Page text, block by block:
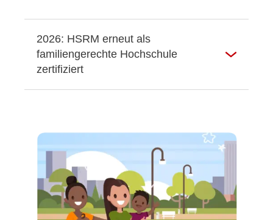
2026: HSRM erneut als
familiengerechte Hochschule
zertifiziert